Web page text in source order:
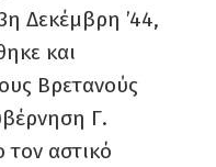
Δεκέμβρη ’44,
και
Βρετανούς
Γ.
αστικό